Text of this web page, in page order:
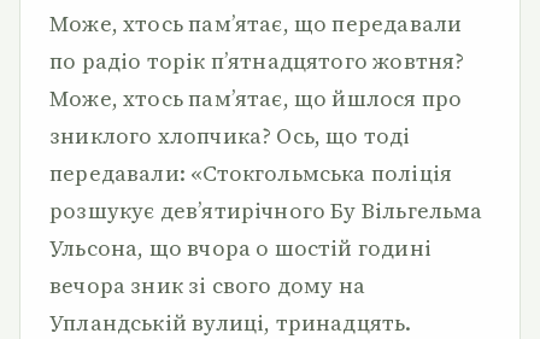
Може, хтось пам’ятає, що передавали
по радіо торік п’ятнадцятого жовтня?
Може, хтось пам’ятає, що йшлося про
зниклого хлопчика? Ось, що тоді
передавали: «Стокгольмська поліція
розшукує дев’ятирічного Бу Вільгельма
Ульсона, що вчора о шостій годині
вечора зник зі свого дому на
Упландській вулиці, тринадцять.